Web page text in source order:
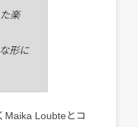
楽
形に
Maika Loubteとコ